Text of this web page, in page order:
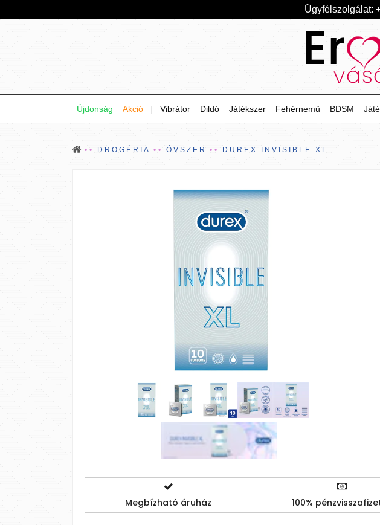
Ügyfélszolgálat:
Újdonság Akció | Vibrátor Dildó Játékszer Fehérnemű BDSM
DROGÉRIA ÓVSZER DUREX INVISIBLE XL
Megbízható áruház 100%